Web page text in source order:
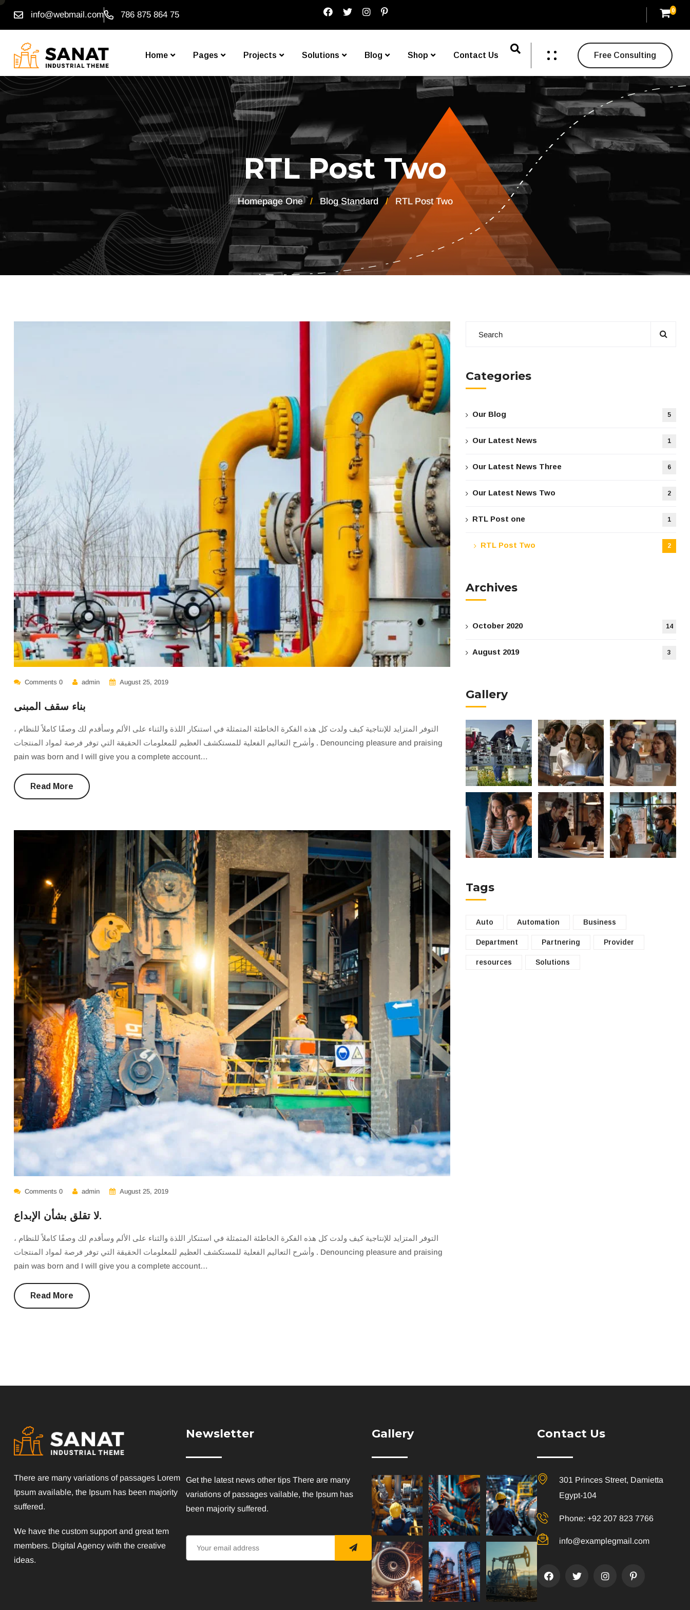
info@webmail.com 786 875 864 75 0
Home Pages Projects Solutions Blog Shop Contact Us Free Consulting
RTL Post Two
Homepage One Blog Standard RTL Post Two
Comments 0 admin August 25, 2019
بناء سقف المبنى
التوفر المتزايد للإنتاجية كيف ولدت كل هذه الفكرة الخاطئة المتمثلة في استنكار اللذة والثناء على الألم وسأقدم لك وصفًا كاملاً للنظام ،
وأشرح التعاليم الفعلية للمستكشف العظيم للمعلومات الحقيقة التي توفر فرصة لمواد المنتجات . Denouncing pleasure and praising
pain was born and I will give you a complete account…
Read More
Comments 0 admin August 25, 2019
لا تقلق بشأن الإبداع.
التوفر المتزايد للإنتاجية كيف ولدت كل هذه الفكرة الخاطئة المتمثلة في استنكار اللذة والثناء على الألم وسأقدم لك وصفًا كاملاً للنظام ،
وأشرح التعاليم الفعلية للمستكشف العظيم للمعلومات الحقيقة التي توفر فرصة لمواد المنتجات . Denouncing pleasure and praising
pain was born and I will give you a complete account…
Read More
Categories
Our Blog 5
Our Latest News 1
Our Latest News Three 6
Our Latest News Two 2
RTL Post one 1
RTL Post Two 2
Archives
October 2020 14
August 2019 3
Gallery
Tags
Auto Automation Business
Department Partnering Provider
resources Solutions
There are many variations of passages Lorem
Ipsum available, the Ipsum has been majority
suffered.
We have the custom support and great tem
members. Digital Agency with the creative
ideas.
Newsletter
Get the latest news other tips There are many
variations of passages vailable, the Ipsum has
been majority suffered.
Gallery Contact Us
301 Princes Street, Damietta
Egypt-104
Phone: +92 207 823 7766
info@examplegmail.com